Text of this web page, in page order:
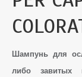
Шампунь для
либо завитых